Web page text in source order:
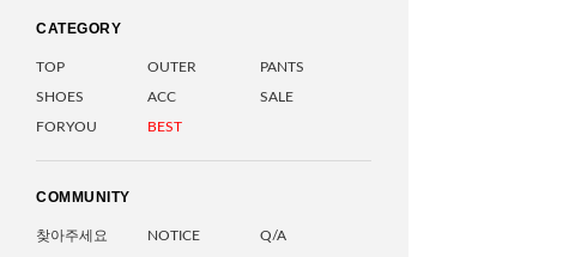
CATEGORY
TOP OUTER PANTS
SHOES ACC SALE
FORYOU BEST
COMMUNITY
찾아주세요 NOTICE Q/A